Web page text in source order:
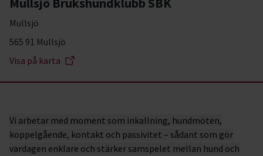
Mullsjö
565 91 Mullsjö
Visa på karta
Vi arbetar med moment som inkallning, hundmöten,
koppelgående, kontakt och passivitet – sådant som gör
vardagen enklare och stärker samspelet mellan hund och